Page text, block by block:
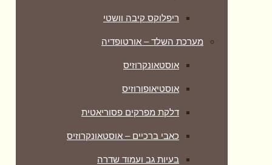
ריפלוקס קיבה וושטי
מערכת השלד – אורטופדיה
אוסטאונקרוזיס
אוסטיאופורוזיס
דלקת מפרקים פסוריאטית
כאבי ברכיים – אוסטאונקרוזיס
בעיות גב ועמוד שדרה